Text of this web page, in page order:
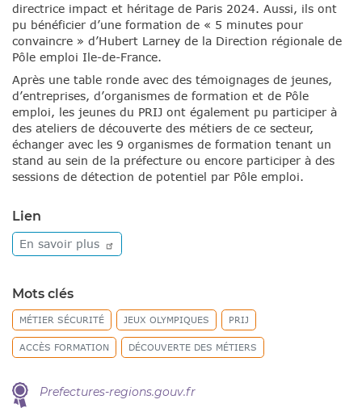
directrice impact et héritage de Paris 2024. Aussi, ils ont
pu bénéficier d’une formation de « 5 minutes pour
convaincre » d’Hubert Larney de la Direction régionale de
Pôle emploi Ile-de-France.
Après une table ronde avec des témoignages de jeunes,
d’entreprises, d’organismes de formation et de Pôle
emploi, les jeunes du PRIJ ont également pu participer à
des ateliers de découverte des métiers de ce secteur,
échanger avec les 9 organismes de formation tenant un
stand au sein de la préfecture ou encore participer à des
sessions de détection de potentiel par Pôle emploi.
Lien
En savoir plus
Mots clés
MÉTIER SÉCURITÉ JEUX OLYMPIQUES PRIJ
ACCÈS FORMATION DÉCOUVERTE DES MÉTIERS
Prefectures-regions.gouv.fr